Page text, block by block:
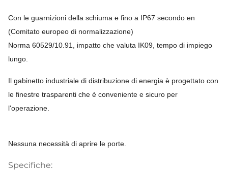
Con le guarnizioni della schiuma e fino a IP67 secondo en
(Comitato europeo di normalizzazione)
Norma 60529/10.91, impatto che valuta IK09, tempo di impiego
lungo.
Il gabinetto industriale di distribuzione di energia è progettato con
le finestre trasparenti che è conveniente e sicuro per
l'operazione.
Nessuna necessità di aprire le porte.
Specifiche: